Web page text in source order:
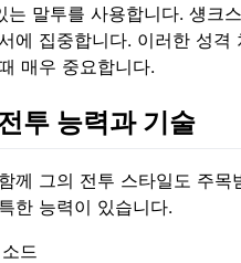
는 말투를 사용합니다. 섕크
에 집중합니다. 이러한 성
매우 중요합니다.
투 능력과 기술
께 그의 전투 스타일도 주
한 능력이 있습니다.
드